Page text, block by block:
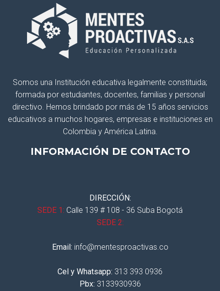
Somos una Institución educativa legalmente constituida;
formada por estudiantes, docentes, familias y personal
directivo. Hemos brindado por más de 15 años servicios
educativos a muchos hogares, empresas e instituciones en
Colombia y América Latina.
INFORMACIÓN DE CONTACTO
DIRECCIÓN:
SEDE 1: Calle 139 # 108 - 36 Suba Bogotá
SEDE 2:
Email: info@mentesproactivas.co
Cel y Whatsapp: 313 393 0936
Pbx: 3133930936